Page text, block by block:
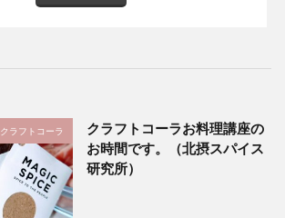
クラフトコーラ
クラフトコーラお料理講座の
お時間です。（北摂スパイス
研究所）